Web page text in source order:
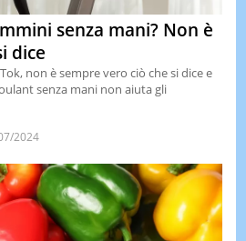
senza mani? Non è
dice
non è sempre vero ciò che si dice e
senza mani non aiuta gli
2024